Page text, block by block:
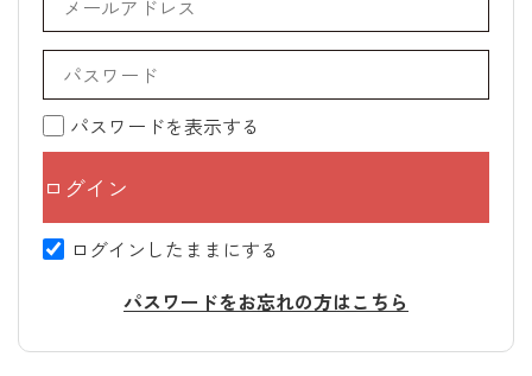
パスワードを表示する
ログインしたままにする
パスワードをお忘れの方はこちら